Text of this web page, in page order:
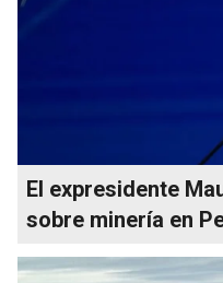
El expresidente
sobre minería en